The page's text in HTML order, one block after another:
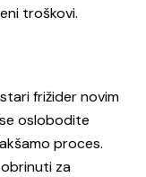
troškovi.
frižider novim
oslobodite
proces.
za